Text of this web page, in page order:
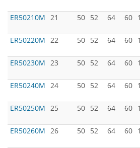
ER50210M 21 50 52 64 60
ER50220M 22 50 52 64 60
ER50230M 23 50 52 64 60
ER50240M 24 50 52 64 60
ER50250M 25 50 52 64 60
ER50260M 26 50 52 64 60